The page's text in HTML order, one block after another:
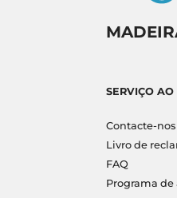
SERVIÇO AO
Contacte-nos
Livro de
FAQ
Programa de